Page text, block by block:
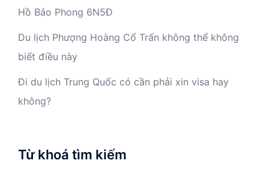
Hồ Bảo Phong 6N5Đ
Du lịch Phượng Hoàng Cổ Trấn không thể không
biết điều này
Đi du lịch Trung Quốc có cần phải xin visa hay
không?
Từ khoá tìm kiếm